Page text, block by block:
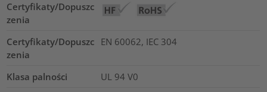
Certyfikaty/Dopuszc
zenia
Certyfikaty/Dopuszc
zenia
EN 60062, IEC 304
Klasa palności
UL 94 V0